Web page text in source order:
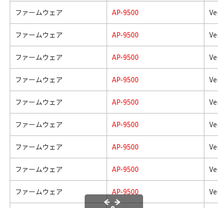
ファームウェア AP-9500
ファームウェア AP-9500
ファームウェア AP-9500
ファームウェア AP-9500
ファームウェア AP-9500
ファームウェア AP-9500
ファームウェア AP-9500
ファームウェア AP-9500
ファームウェア AP-9500